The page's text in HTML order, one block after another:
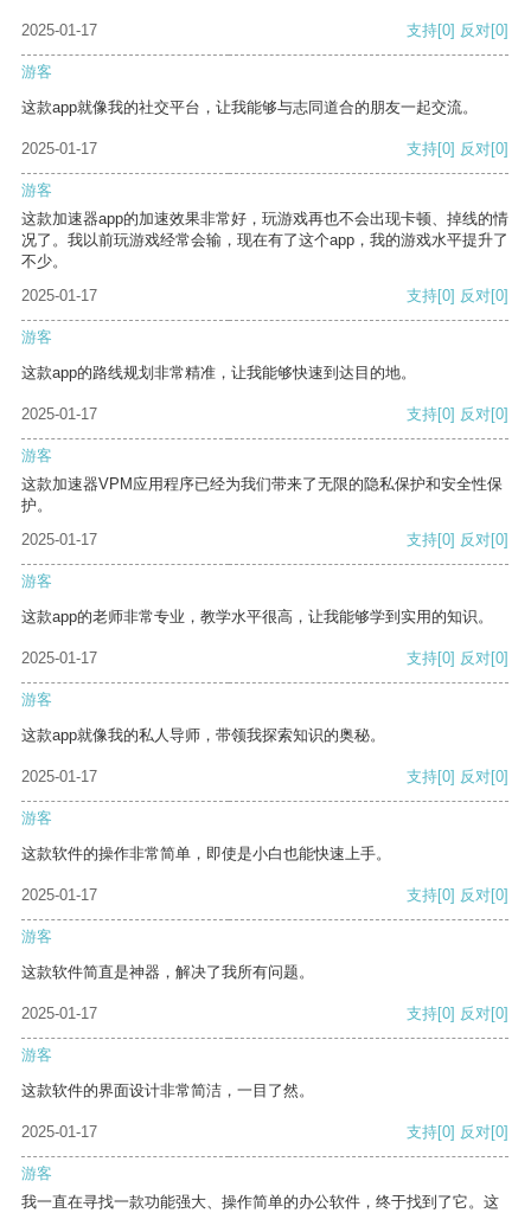
2025-01-17 支持[0] 反对[0]
游客
这款app就像我的社交平台，让我能够与志同道合的朋友一起交流。
2025-01-17 支持[0] 反对[0]
游客
这款加速器app的加速效果非常好，玩游戏再也不会出现卡顿、掉线的情
况了。我以前玩游戏经常会输，现在有了这个app，我的游戏水平提升了
不少。
2025-01-17
支持[0] 反对[0]
游客
这款app的路线规划非常精准，让我能够快速到达目的地。
2025-01-17 支持[0] 反对[0]
游客
这款加速器VPM应用程序已经为我们带来了无限的隐私保护和安全性保
护。
2025-01-17
支持[0] 反对[0]
游客
这款app的老师非常专业，教学水平很高，让我能够学到实用的知识。
2025-01-17 支持[0] 反对[0]
游客
这款app就像我的私人导师，带领我探索知识的奥秘。
2025-01-17 支持[0] 反对[0]
游客
这款软件的操作非常简单，即使是小白也能快速上手。
2025-01-17 支持[0] 反对[0]
游客
这款软件简直是神器，解决了我所有问题。
2025-01-17 支持[0] 反对[0]
游客
这款软件的界面设计非常简洁，一目了然。
2025-01-17 支持[0] 反对[0]
游客
我一直在寻找一款功能强大、操作简单的办公软件，终于找到了它。这